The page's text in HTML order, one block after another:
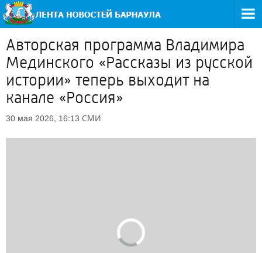
Авторская программа Владимира
Мединского «Рассказы из русской
истории» теперь выходит на
канале «Россия»
30 мая 2026, 16:13 СМИ